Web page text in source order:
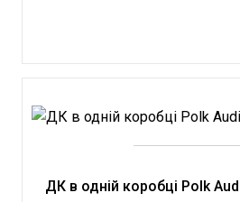
ДК в одній коробці Polk